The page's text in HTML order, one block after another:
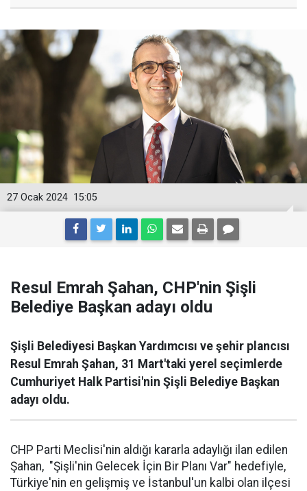
15:05
27 Ocak 2024
Resul Emrah Şahan, CHP'nin Şişli
Belediye Başkan adayı oldu
Şişli Belediyesi Başkan Yardımcısı ve şehir plancısı
Resul Emrah Şahan, 31 Mart'taki yerel seçimlerde
Cumhuriyet Halk Partisi'nin Şişli Belediye Başkan
adayı oldu.
CHP Parti Meclisi'nin aldığı kararla adaylığı ilan edilen
Şahan, "Şişli'nin Gelecek İçin Bir Planı Var" hedefiyle,
Türkiye'nin en gelişmiş ve İstanbul'un kalbi olan ilçesi